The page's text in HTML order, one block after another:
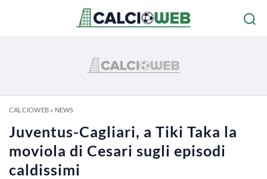
CALCIOWEB» NEWS
Juventus-Cagliari, a Tiki Taka la
moviola di Cesari sugli episodi
caldissimi